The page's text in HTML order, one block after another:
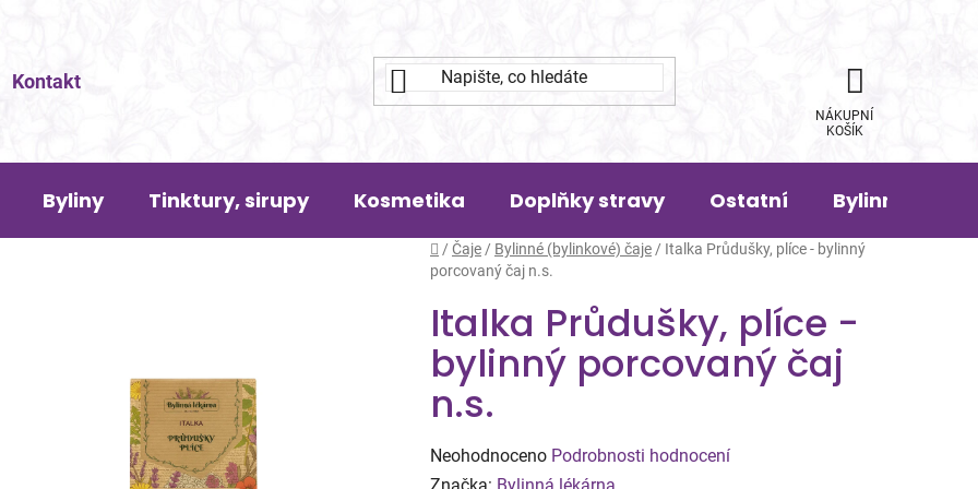
Kontakt
NÁKUPNÍ
KOŠÍK
Byliny Tinktury, sirupy Kosmetika Doplňky stravy Ostatní Bylinná
Domů
/ Čaje / Bylinné (bylinkové) čaje / Italka Průdušky, plíce - bylinný
porcovaný čaj n.s.
Italka Průdušky, plíce -
bylinný porcovaný čaj
n.s.
Průměrné
hodnocení
Neohodnoceno Podrobnosti hodnocení
Značka: Bylinná lékárna